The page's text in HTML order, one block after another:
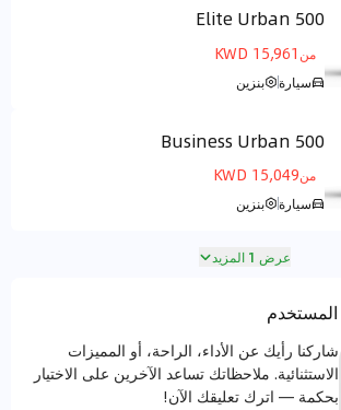
500 Elite Urban
من 15,961 KWD
سيارة بنزين
500 Business Urban
من15,049 KWD
سيارة بنزين
عرض 1 المزيد
شاركنا رأيك عن الأداء، الراحة، أو المميزات
الاستثنائية. ملاحظاتك تساعد الآخرين على الاختيار
بحكمة — اترك تعليقك الآن!